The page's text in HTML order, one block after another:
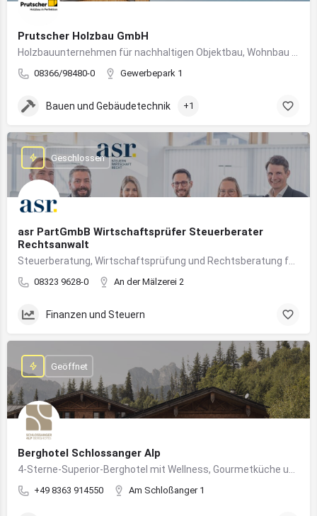
Prutscher Holzbau GmbH
08366/98480-0 Gewerbepark 1
Bauen und Gebäudetechnik +1
asr PartGmbB Wirtschaftsprüfer Steuerberater
Rechtsanwalt
08323 9628-0 An der Mälzerei 2
Geschlossen
Finanzen und Steuern
Berghotel Schlossanger Alp
+49 8363 914550 Am Schloßanger 1
Geöffnet